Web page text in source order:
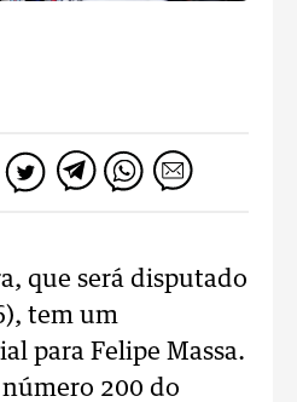
que será disputado
tem um
para Felipe Massa.
200 do